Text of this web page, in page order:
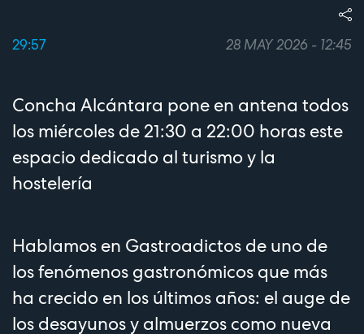
29:57 28 MAY 2026 - 12:45
Concha Alcántara pone en antena todos
los miércoles de 21:30 a 22:00 horas este
espacio dedicado al turismo y la
hostelería
Hablamos en Gastroadictos de uno de
los fenómenos gastronómicos que más
ha crecido en los últimos años: el auge de
los desayunos y almuerzos como nueva